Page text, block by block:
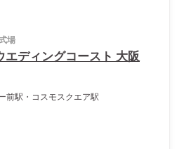
場
エディングコースト 大阪
前駅・コスモスクエア駅